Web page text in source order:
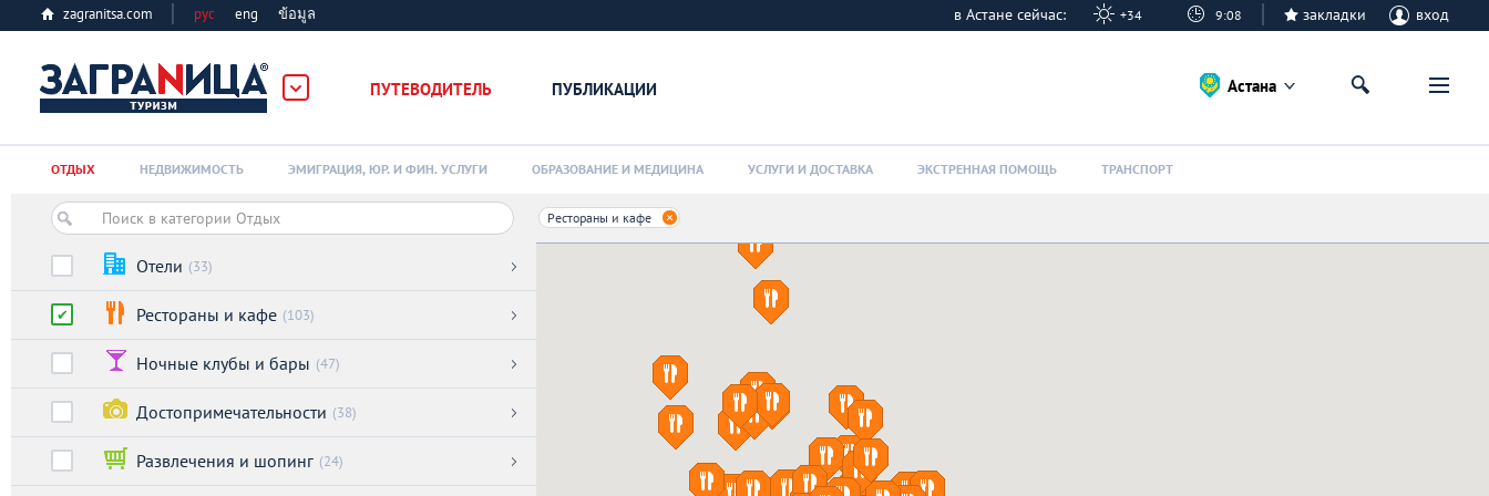
zagranitsa.com рус eng ข้อมูล в Астане сейчас: +34 9:08 закладки вход
ПУТЕВОДИТЕЛЬ ПУБЛИКАЦИИ
Алматы
Астана
ОТДЫХ НЕДВИЖИМОСТЬ ЭМИГРАЦИЯ, ЮР. И ФИН. УСЛУГИ ОБРАЗОВАНИЕ И МЕДИЦИНА УСЛУГИ И ДОСТАВКА ЭКСТРЕННАЯ ПОМОЩЬ ТРАНСПОРТ
Отели (33)
Рестораны и кафе (103)
Ночные клубы и бары (47)
Достопримечательности (38)
Развлечения и шопинг (24)
Рестораны и кафе